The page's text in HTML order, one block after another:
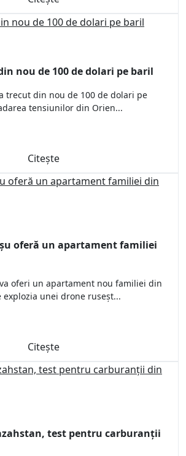
nou de 100 de dolari pe baril
trecut din nou de 100 de dolari pe
tensiunilor din Orien...
Citește
oferă un apartament familiei
oferi un apartament nou familiei din
explozia unei drone ruseșt...
Citește
test pentru carburanții